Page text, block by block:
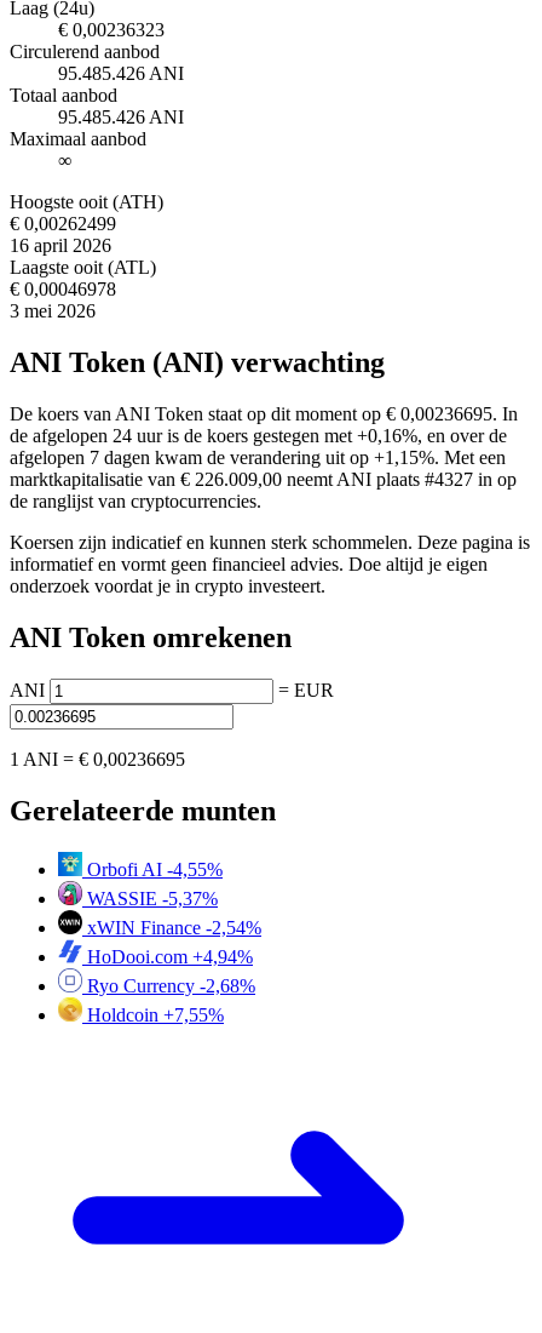
Laag (24u)
€ 0,00236323
Circulerend aanbod
95.485.426 ANI
Totaal aanbod
95.485.426 ANI
Maximaal aanbod
∞
Hoogste ooit (ATH)
€ 0,00262499
16 april 2026
Laagste ooit (ATL)
€ 0,00046978
3 mei 2026
ANI Token (ANI) verwachting
De koers van ANI Token staat op dit moment op € 0,00236695. In
de afgelopen 24 uur is de koers gestegen met +0,16%, en over de
afgelopen 7 dagen kwam de verandering uit op +1,15%. Met een
marktkapitalisatie van € 226.009,00 neemt ANI plaats #4327 in op
de ranglijst van cryptocurrencies.
Koersen zijn indicatief en kunnen sterk schommelen. Deze pagina is
informatief en vormt geen financieel advies. Doe altijd je eigen
onderzoek voordat je in crypto investeert.
ANI Token omrekenen
ANI = EUR
1 ANI = € 0,00236695
Gerelateerde munten
Orbofi AI -4,55%
WASSIE -5,37%
xWIN Finance -2,54%
HoDooi.com +4,94%
Ryo Currency -2,68%
Holdcoin +7,55%